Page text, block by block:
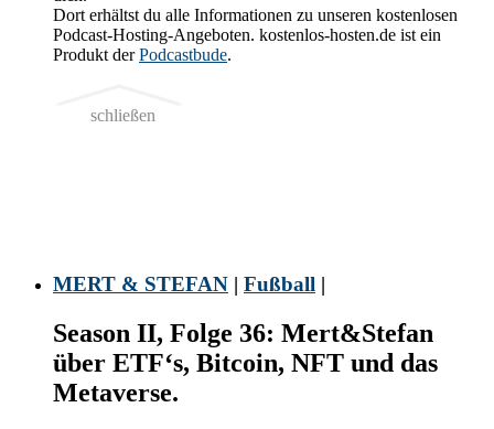
Dort erhältst du alle Informationen zu unseren kostenlosen
Podcast-Hosting-Angeboten. kostenlos-hosten.de ist ein
Produkt derPodcastbude.
schließen
MERT & STEFAN | Fußball |
Season II, Folge 36: Mert&Stefan
über ETF‘s, Bitcoin, NFT und das
Metaverse.